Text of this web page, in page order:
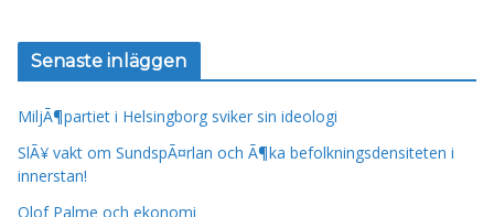
Senaste inläggen
MiljÃ¶partiet i Helsingborg sviker sin ideologi
SlÃ¥ vakt om SundspÃ¤rlan och Ã¶ka befolkningsdensiteten i
innerstan!
Olof Palme och ekonomi